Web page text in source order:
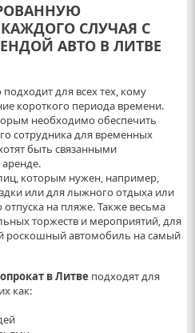
СЛУЧАЯ С
АВТО В ЛИТВЕ
для всех тех, кому
короткого периода времени.
необходимо обеспечить
сотрудника для временных
быть связанными
которым нужен, например,
или для лыжного отдыха или
на пляже. Также весьма
торжеств и мероприятий, для
роскошный автомобиль на самый
в Литве подходят для
как: